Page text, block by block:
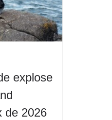
explose
de 2026